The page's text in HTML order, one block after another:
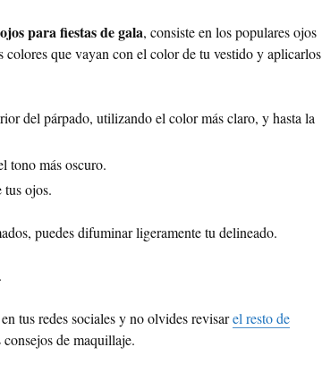
para fiestas de gala, consiste en los populares ojos
colores que vayan con el color de tu vestido y aplicarlos
del párpado, utilizando el color más claro, y hasta la
tono más oscuro.
tus ojos.
puedes difuminar ligeramente tu delineado.
tus redes sociales y no olvides revisarel resto de
de maquillaje.